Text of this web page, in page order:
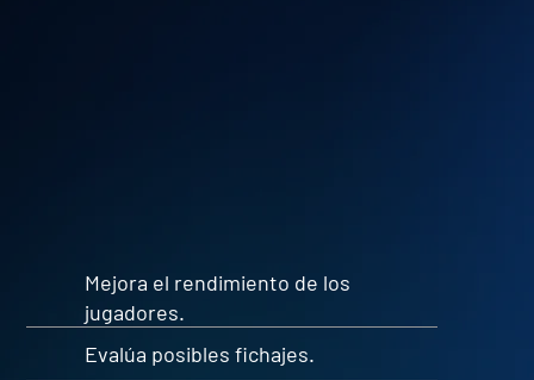
Mejora el rendimiento de los
jugadores.
Evalúa posibles fichajes.